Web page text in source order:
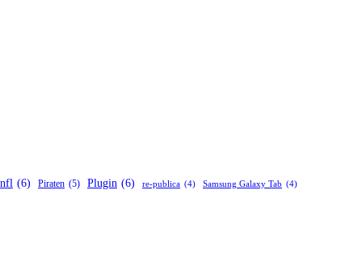
nfl (6) Piraten (5) Plugin (6) re-publica (4) Samsung Galaxy Tab (4)